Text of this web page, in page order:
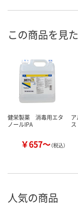
この商品を見
健栄製薬 消毒用エタ
ノールIPA
￥657～（税込）
ス
人気の商品